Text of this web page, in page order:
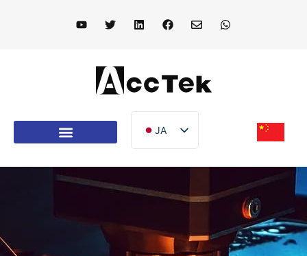
JA
EN
FR
ES